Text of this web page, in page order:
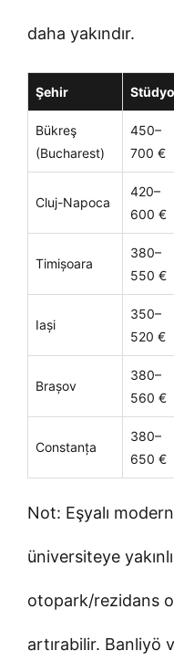
daha yakındır.
Şehir Stüdyo
Bükreş
(Bucharest)
450–
700 €
Cluj-Napoca
420–
600 €
Timișoara
380–
550 €
Iași
350–
520 €
Brașov
380–
560 €
Constanța
380–
650 €
Not: Eşyalı
üniversiteye
otopark/rezidans
artırabilir. Banliyö